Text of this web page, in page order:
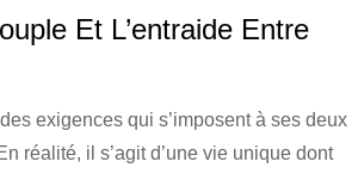
Et L’entraide Entre
exigences qui s’imposent à ses deux
réalité, il s’agit d’une vie unique dont